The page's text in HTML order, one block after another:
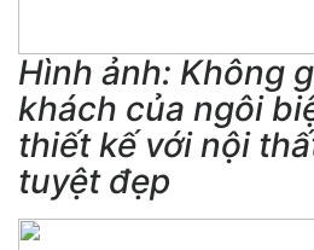
Hình ảnh: Không
khách của ngôi
thiết kế với nội
tuyệt đẹp